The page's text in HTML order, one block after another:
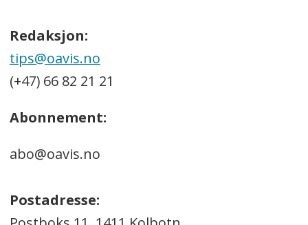
Redaksjon:
tips@oavis.no
(+47) 66 82 21 21
Abonnement:
abo@oavis.no
Postadresse: